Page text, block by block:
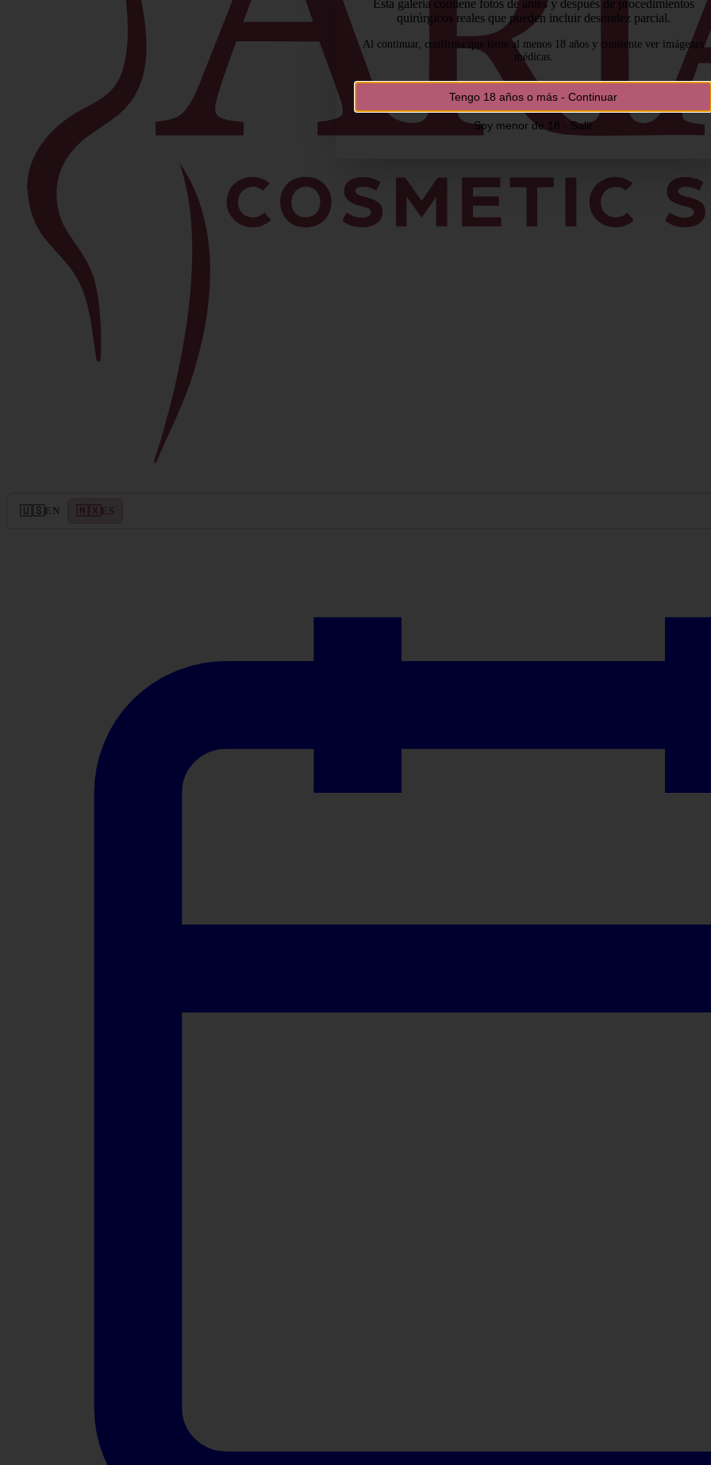
Blefaroplastia
Levantamiento de Cejas
Bichectomía
Lipo de Papada
Lifting Facial
Morpheus8
Lifting de Cuello
Rinoplastia
Ver todos los procedimientos →
🇺🇸 EN 🇲🇽 ES
Esta galería contiene fotos de antes y después de procedimientos
quirúrgicos reales que pueden incluir desnudez parcial.
Al continuar, confirma que tiene al menos 18 años y consiente ver imágenes
médicas.
Tengo 18 años o más - Continuar
Soy menor de 18 - Salir